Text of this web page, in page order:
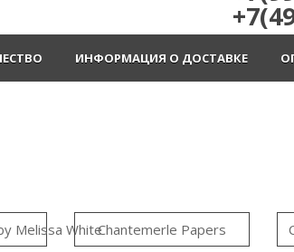
ИНФОРМАЦИЯ О ДОСТАВКЕ
Melissa WhiteChantemerle Papers